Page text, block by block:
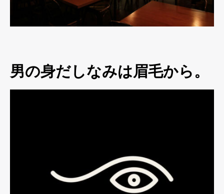
男の身だしなみは眉毛から。